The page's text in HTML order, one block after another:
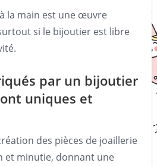
la main est une œuvre
si le bijoutier est libre
par un bijoutier
uniques et
des pièces de joaillerie
et minutie, donnant une